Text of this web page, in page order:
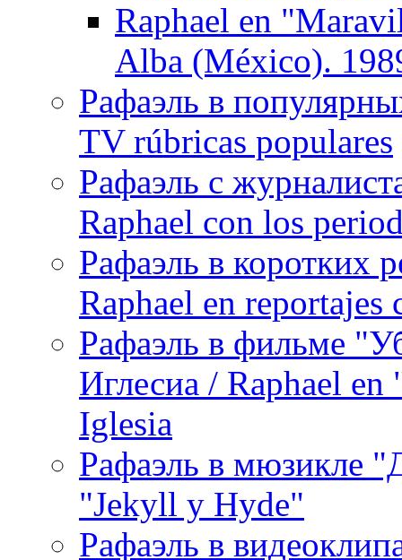
Raphael en
Alba (México).
Рафаэль в
TV rúbricas populares
Рафаэль с
Raphael con los
Рафаэль в коротких
Raphael en reportajes
Рафаэль в фильме
Иглесиа / Raphael
Iglesia
Рафаэль в мюзикле
"Jekyll y Hyde"
Рафаэль в